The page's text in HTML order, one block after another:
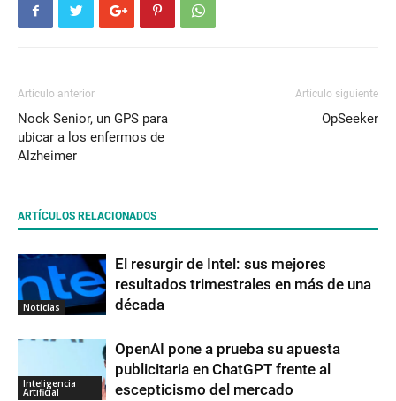
Artículo anterior
Nock Senior, un GPS para
ubicar a los enfermos de
Alzheimer
Artículo siguiente
OpSeeker
ARTÍCULOS RELACIONADOS
Noticias
El resurgir de Intel: sus mejores
resultados trimestrales en más de una
década
Inteligencia
Artificial
OpenAI pone a prueba su apuesta
publicitaria en ChatGPT frente al
escepticismo del mercado